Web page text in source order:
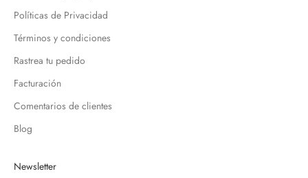
Políticas de Privacidad
Términos y condiciones
Rastrea tu pedido
Facturación
Comentarios de clientes
Blog
Newsletter